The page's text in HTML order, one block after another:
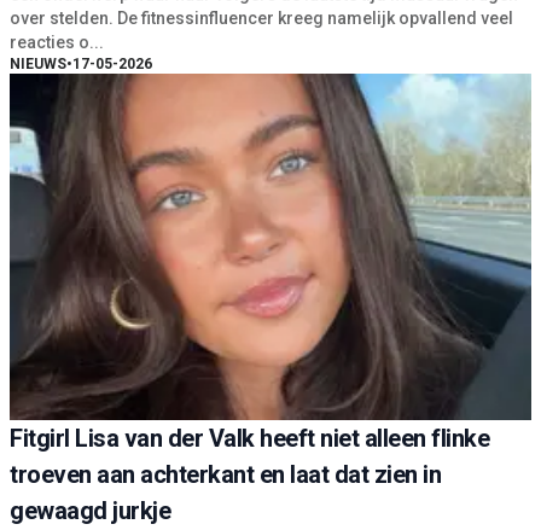
over stelden. De fitnessinfluencer kreeg namelijk opvallend veel
reacties o...
NIEUWS•17-05-2026
Fitgirl Lisa van der Valk heeft niet alleen flinke
troeven aan achterkant en laat dat zien in
gewaagd jurkje